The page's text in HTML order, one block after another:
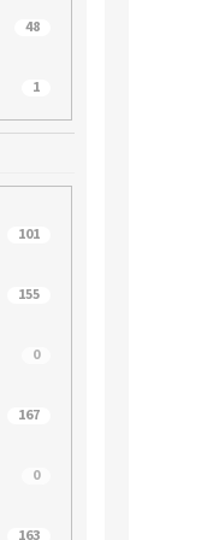
48
1
101
155
0
167
0
163